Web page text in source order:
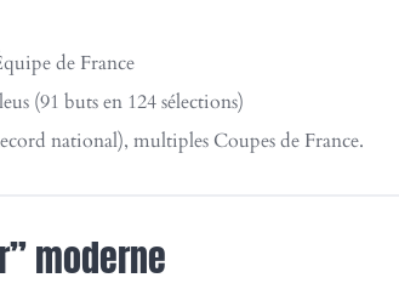
de France
(91 buts en 124 sélections)
national), multiples Coupes de France.
moderne